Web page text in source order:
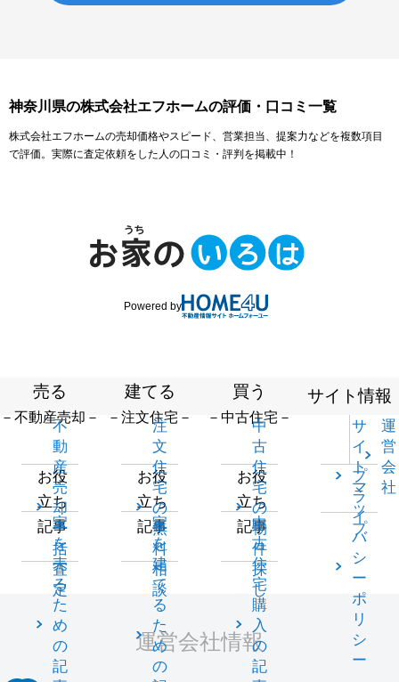
神奈川県の株式会社エフホームの評価・口コミ一覧
株式会社エフホームの売却価格やスピード、営業担当、提案力などを複数項目
で評価。実際に査定依頼をした人の口コミ・評判を掲載中！
Powered by
売る
－不動産売却－
不
動
産
売
却
一
括
査
定
お役
立ち
記事
家
を
売
る
た
め
の
記
建てる
－注文住宅－
注
文
住
宅
の
無
料
相
談
お役
立ち
記事
家
を
建
て
る
た
め
の
買う
－中古住宅－
中
古
住
宅
の
物
件
探
し
お役
立ち
記事
中
古
住
宅
購
入
の
記
サイト情報
サ
イ
ト
マ
ッ
プ
運
営
会
社
プ
ラ
イ
バ
シ
ー
ポ
リ
シ
ー
運営会社情報